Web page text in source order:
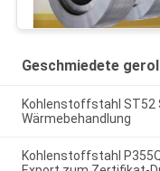
Geschmiedete
Kohlenstoffstahl ST52
Wärmebehandlung
Kohlenstoffstahl